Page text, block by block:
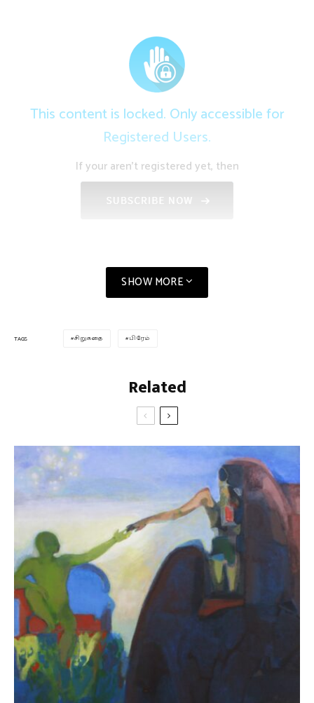
This content is locked. Only accessible for
Registered Users.
If your aren't registered yet, then
SHOW MORE
TAGS சிறுகதை பிரேம்
Related